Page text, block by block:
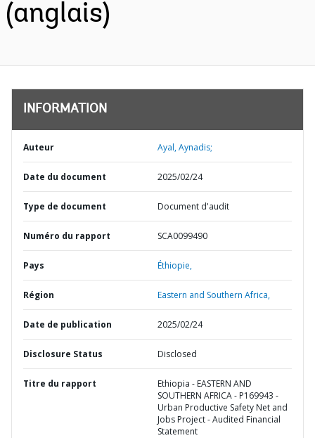
(anglais)
INFORMATION
Auteur Ayal, Aynadis;
Date du document 2025/02/24
Type de document Document d'audit
Numéro du rapport SCA0099490
Pays Éthiopie,
Région Eastern and Southern Africa,
Date de publication 2025/02/24
Disclosure Status Disclosed
Titre du rapport
Ethiopia - EASTERN AND
SOUTHERN AFRICA - P169943 -
Urban Productive Safety Net and
Jobs Project - Audited Financial
Statement